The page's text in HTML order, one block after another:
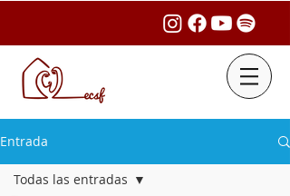
Entrada
Todas las entradas